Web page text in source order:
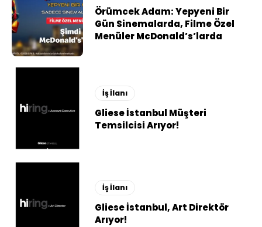
Örümcek Adam: Yepyeni Bir
Gün Sinemalarda, Filme Özel
Menüler McDonald’s’larda
İş İlanı
Gliese İstanbul Müşteri
Temsilcisi Arıyor!
İş İlanı
Gliese İstanbul, Art Direktör
Arıyor!